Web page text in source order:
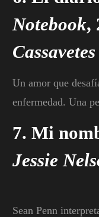
Notebook,
Cassavetes
Un amor que
enfermedad. Una
7. Mi
Jessie
Sean Penn